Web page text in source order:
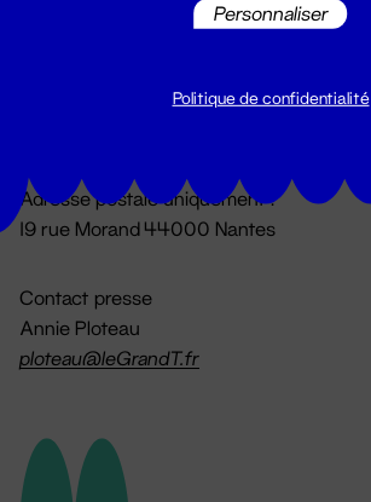
Du lundi au vendredi 14h → 18h
Adresse postale uniquement :
19 rue Morand 44000 Nantes
Contact presse
Annie Ploteau
ploteau@leGrandT.fr
Personnaliser
Politique de confidentialité